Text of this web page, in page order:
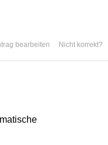
Nicht korrekt?
bearbeiten